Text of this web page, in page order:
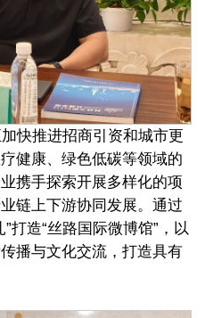
推进招商引资和城市更
健康、绿色低碳等领域的
携手探索开展多样化的项
链上下游协同发展。通过
打造“丝路国际微博馆”，以
播与文化交流，打造具有